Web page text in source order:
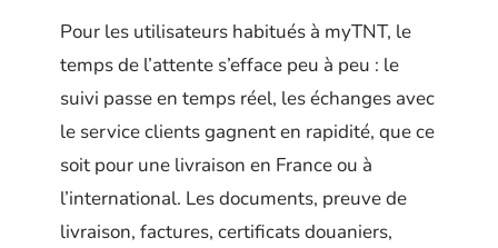
Pour les utilisateurs habitués à myTNT, le
temps de l’attente s’efface peu à peu : le
suivi passe en temps réel, les échanges avec
le service clients gagnent en rapidité, que ce
soit pour une livraison en France ou à
l’international. Les documents, preuve de
livraison, factures, certificats douaniers,